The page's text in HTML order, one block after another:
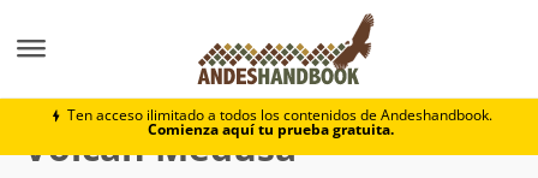
Ten acceso ilimitado a todos los contenidos de Andeshandbook.
Comienza aquí tu prueba gratuita.
Volcán Medusa
Volcán Medusa(6.120m)